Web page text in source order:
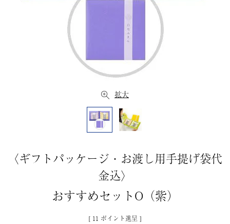
拡大
〈ギフトパッケージ・お渡し用手提げ袋代
金込〉
おすすめセットO（紫）
[ 11 ポイント進呈 ]